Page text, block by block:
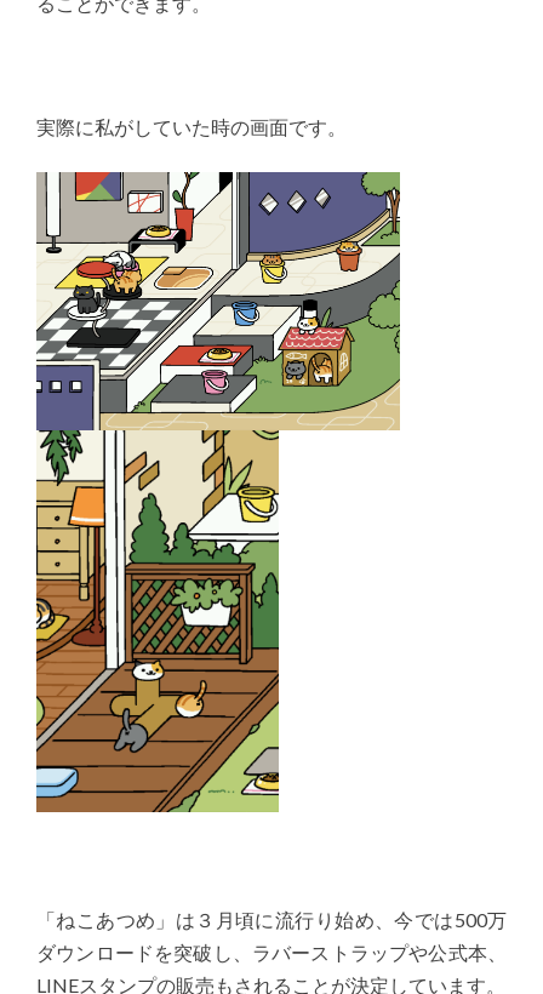
実際に私がしていた時の画面です。
「ねこあつめ」は３月頃に流行り始め、今では500万
ダウンロードを突破し、ラバーストラップや公式本、
LINEスタンプの販売もされることが決定しています。